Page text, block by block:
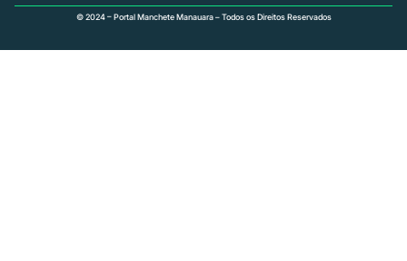
© 2024 – Portal Manchete Manauara – Todos os Direitos Reservados